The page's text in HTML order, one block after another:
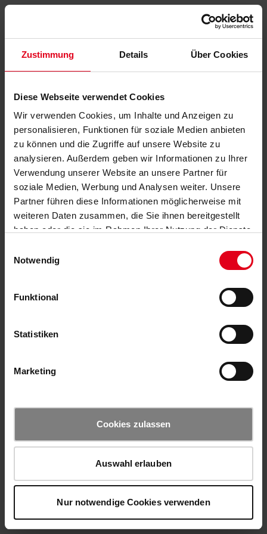
Zustimmung Details Über Cookies
Diese Webseite verwendet Cookies
Wir verwenden Cookies, um Inhalte und Anzeigen zu
personalisieren, Funktionen für soziale Medien anbieten
zu können und die Zugriffe auf unsere Website zu
analysieren. Außerdem geben wir Informationen zu Ihrer
Verwendung unserer Website an unsere Partner für
soziale Medien, Werbung und Analysen weiter. Unsere
Partner führen diese Informationen möglicherweise mit
weiteren Daten zusammen, die Sie ihnen bereitgestellt
haben oder die sie im Rahmen Ihrer Nutzung der Dienste
Notwendig
Funktional
Statistiken
Marketing
Cookies zulassen
Auswahl erlauben
Nur notwendige Cookies verwenden